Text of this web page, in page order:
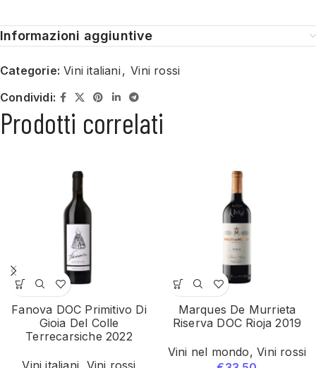
Informazioni aggiuntive
Categorie: Vini italiani , Vini rossi
Condividi:
Prodotti correlati
Fanova DOC Primitivo Di
Gioia Del Colle
Terrecarsiche 2022
Vini italiani, Vini rossi
Marques De Murrieta
Riserva DOC Rioja 2019
Vini nel mondo,Vini rossi